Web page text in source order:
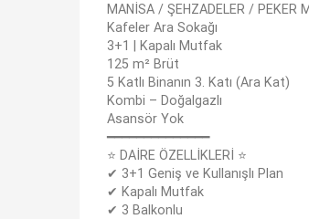
MANİSA / ŞEHZADELER / PEKER
Kafeler Ara Sokağı
3+1 | Kapalı Mutfak
125 m² Brüt
5 Katlı Binanın 3. Katı (Ara Kat)
Kombi – Doğalgazlı
Asansör Yok
━━━━━━━━━━━━━━
⭐ DAİRE ÖZELLİKLERİ ⭐
✔ 3+1 Geniş ve Kullanışlı Plan
✔ Kapalı Mutfak
✔ 3 Balkonlu